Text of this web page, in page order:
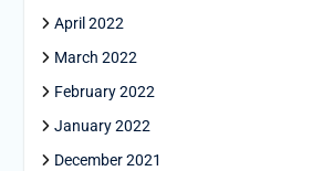
April 2022
March 2022
February 2022
January 2022
December 2021